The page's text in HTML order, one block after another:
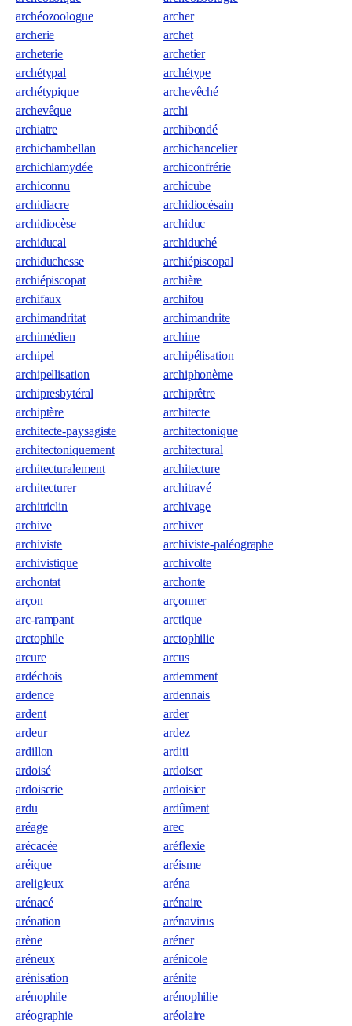
archéozoologue
archer
archerie
archet
archeterie
archetier
archétypal
archétype
archétypique
archevêché
archevêque
archi
archiatre
archibondé
archichambellan
archichancelier
archichlamydée
archiconfrérie
archiconnu
archicube
archidiacre
archidiocésain
archidiocèse
archiduc
archiducal
archiduché
archiduchesse
archiépiscopal
archiépiscopat
archière
archifaux
archifou
archimandritat
archimandrite
archimédien
archine
archipel
archipélisation
archipellisation
archiphonème
archipresbytéral
archiprêtre
archiptère
architecte
architecte-paysagiste
architectonique
architectoniquement
architectural
architecturalement
architecture
architecturer
architravé
architriclin
archivage
archive
archiver
archiviste
archiviste-paléographe
archivistique
archivolte
archontat
archonte
arçon
arçonner
arc-rampant
arctique
arctophile
arctophilie
arcure
arcus
ardéchois
ardemment
ardence
ardennais
ardent
arder
ardeur
ardez
ardillon
arditi
ardoisé
ardoiser
ardoiserie
ardoisier
ardu
ardûment
aréage
arec
arécacée
aréflexie
aréique
aréisme
areligieux
aréna
arénacé
arénaire
arénation
arénavirus
arène
aréner
aréneux
arénicole
arénisation
arénite
arénophile
arénophilie
aréographie
aréolaire